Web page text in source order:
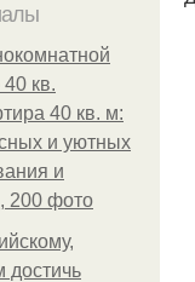
кв.
40 кв. м:
и уютных
и
200 фото
достичь